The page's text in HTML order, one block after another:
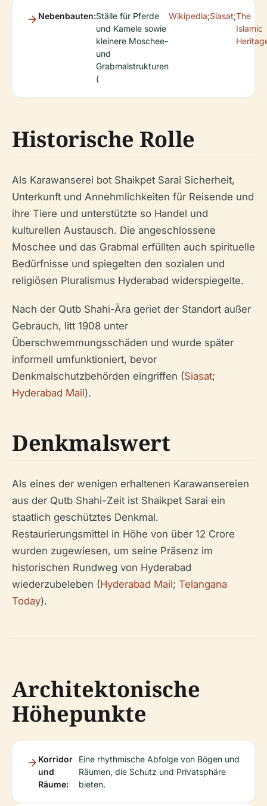
Nebenbauten:Ställe für Pferde
und Kamele sowie
kleinere Moschee-
und
Grabmalstrukturen
(
Wikipedia;Siasat;The
Islamic
Historische Rolle
Als Karawanserei bot Shaikpet Sarai Sicherheit,
Unterkunft und Annehmlichkeiten für Reisende und
ihre Tiere und unterstützte so Handel und
kulturellen Austausch. Die angeschlossene
Moschee und das Grabmal erfüllten auch spirituelle
Bedürfnisse und spiegelten den sozialen und
religiösen Pluralismus Hyderabad widerspiegelte.
Nach der Qutb Shahi-Ära geriet der Standort außer
Gebrauch, litt 1908 unter
Überschwemmungsschäden und wurde später
informell umfunktioniert, bevor
Denkmalschutzbehörden eingriffen (Siasat;
Hyderabad Mail).
Denkmalswert
Als eines der wenigen erhaltenen Karawansereien
aus der Qutb Shahi-Zeit ist Shaikpet Sarai ein
staatlich geschütztes Denkmal.
Restaurierungsmittel in Höhe von über 12 Crore
wurden zugewiesen, um seine Präsenz im
historischen Rundweg von Hyderabad
wiederzubeleben (Hyderabad Mail; Telangana
Today).
Architektonische
Höhepunkte
Korridor
und
Räume:
Eine rhythmische Abfolge von Bögen und
Räumen, die Schutz und Privatsphäre
bieten.